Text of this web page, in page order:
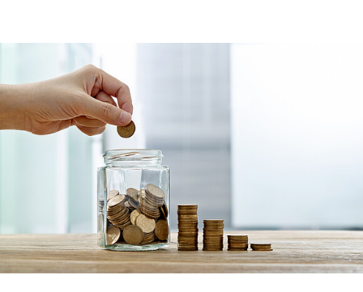
Ziff. 11 MWSTG restriktiv auszulegen ist, sind lediglich
MWST bei Bildungsleistungen von der Steuer
ausgenommen, bei welchen die Vermittlung von
Wissen oder besonderen Kenntnissen im Vordergrund
steht. Für Unternehmen kann die Abgrenzung
zwischen von der MWST ausgenommenen
Bildungsleistungen und der MWST unterliegenden
Beratungsleistungen schwierig sein.